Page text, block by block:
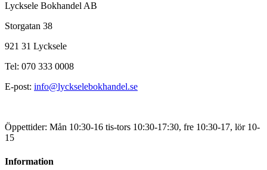
Lycksele Bokhandel AB
Storgatan 38
921 31 Lycksele
Tel: 070 333 0008
E-post: info@lyckselebokhandel.se
Öppettider: Mån 10:30-16 tis-tors 10:30-17:30, fre 10:30-17, lör 10-
15
Information